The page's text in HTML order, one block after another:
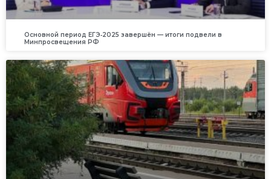
Основной период ЕГЭ‑2025 завершён — итоги подвели в
Минпросвещения РФ